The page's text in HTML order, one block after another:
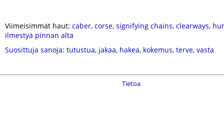
Viimeisimmät haut: caber, corse, signifying chains, clearways,
ilmestyä pinnan alta
Suosittuja sanoja: tutustua, jakaa, hakea, kokemus, terve, vasta
Tietoa